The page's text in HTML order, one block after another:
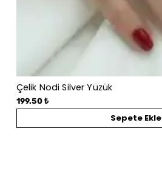
Çelik Nodi Silver Yüzük
199.50 ₺
Sepete Ekle